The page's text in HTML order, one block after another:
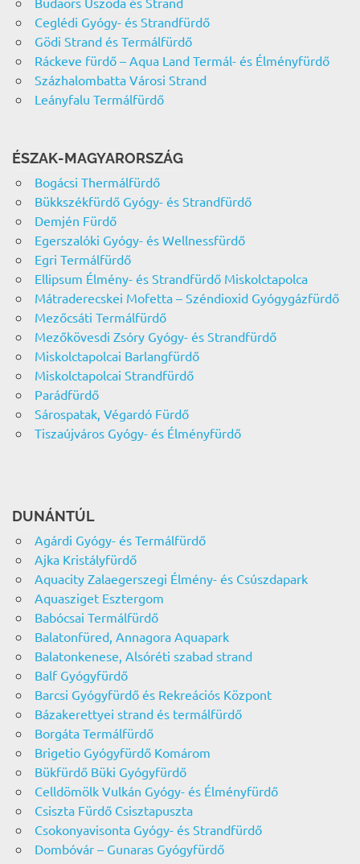
Ceglédi Gyógy- és Strandfürdő
Gödi Strand és Termálfürdő
Ráckeve fürdő – Aqua Land Termál- és Élményfürdő
Százhalombatta Városi Strand
Leányfalu Termálfürdő
ÉSZAK-MAGYARORSZÁG
Bogácsi Thermálfürdő
Bükkszékfürdő Gyógy- és Strandfürdő
Demjén Fürdő
Egerszalóki Gyógy- és Wellnessfürdő
Egri Termálfürdő
Ellipsum Élmény- és Strandfürdő Miskolctapolca
Mátraderecskei Mofetta – Széndioxid Gyógygázfürdő
Mezőcsáti Termálfürdő
Mezőkövesdi Zsóry Gyógy- és Strandfürdő
Miskolctapolcai Barlangfürdő
Miskolctapolcai Strandfürdő
Parádfürdő
Sárospatak, Végardó Fürdő
Tiszaújváros Gyógy- és Élményfürdő
DUNÁNTÚL
Agárdi Gyógy- és Termálfürdő
Ajka Kristályfürdő
Aquacity Zalaegerszegi Élmény- és Csúszdapark
Aquasziget Esztergom
Babócsai Termálfürdő
Balatonfüred, Annagora Aquapark
Balatonkenese, Alsóréti szabad strand
Balf Gyógyfürdő
Barcsi Gyógyfürdő és Rekreációs Központ
Bázakerettyei strand és termálfürdő
Borgáta Termálfürdő
Brigetio Gyógyfürdő Komárom
Bükfürdő Büki Gyógyfürdő
Celldömölk Vulkán Gyógy- és Élményfürdő
Csiszta Fürdő Csisztapuszta
Csokonyavisonta Gyógy- és Strandfürdő
Dombóvár – Gunaras Gyógyfürdő